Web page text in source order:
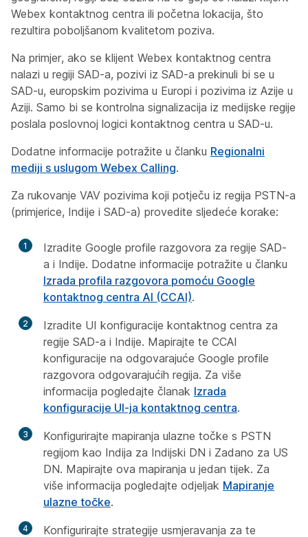
Webex kontaktnog centra ili početna lokacija, što
rezultira poboljšanom kvalitetom poziva.
Na primjer, ako se klijent Webex kontaktnog centra
nalazi u regiji SAD-a, pozivi iz SAD-a prekinuli bi se u
SAD-u, europskim pozivima u Europi i pozivima iz Azije u
Aziji. Samo bi se kontrolna signalizacija iz medijske regije
poslala poslovnoj logici kontaktnog centra u SAD-u.
Dodatne informacije potražite u članku Regionalni
mediji s uslugom Webex Calling.
Za rukovanje VAV pozivima koji potječu iz regija PSTN-a
(primjerice, Indije i SAD-a) provedite sljedeće korake:
1
Izradite Google profile razgovora za regije SAD-
a i Indije. Dodatne informacije potražite u članku
Izrada profila razgovora pomoću Google
kontaktnog centra AI (CCAI).
2
Izradite UI konfiguracije kontaktnog centra za
regije SAD-a i Indije. Mapirajte te CCAI
konfiguracije na odgovarajuće Google profile
razgovora odgovarajućih regija. Za više
informacija pogledajte članak Izrada
konfiguracije UI-ja kontaktnog centra.
3
Konfigurirajte mapiranja ulazne točke s PSTN
regijom kao Indija za Indijski DN i Zadano za US
DN. Mapirajte ova mapiranja u jedan tijek. Za
više informacija pogledajte odjeljak Mapiranje
ulazne točke.
4 Konfigurirajte strategije usmjeravanja za te